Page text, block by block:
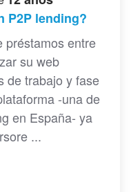
P2P lending?
préstamos entre
su web
de trabajo y fase
-una de
en España- ya
...